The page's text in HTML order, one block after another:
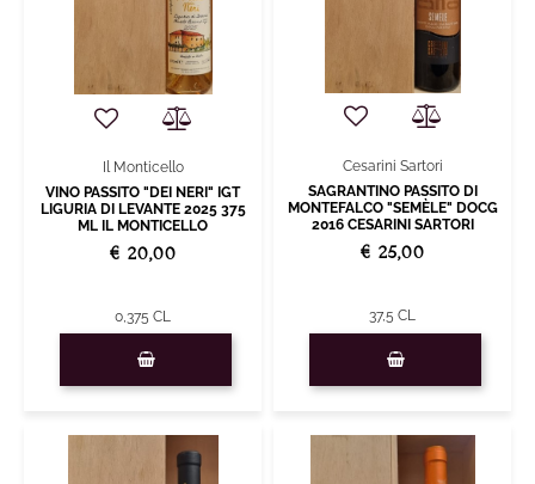
Il Monticello
VINO PASSITO "DEI NERI" IGT
LIGURIA DI LEVANTE 2025 375
ML IL MONTICELLO
€ 20,00
0,375 CL
Cesarini Sartori
SAGRANTINO PASSITO DI
MONTEFALCO "SEMÈLE" DOCG
2016 CESARINI SARTORI
€ 25,00
37,5 CL